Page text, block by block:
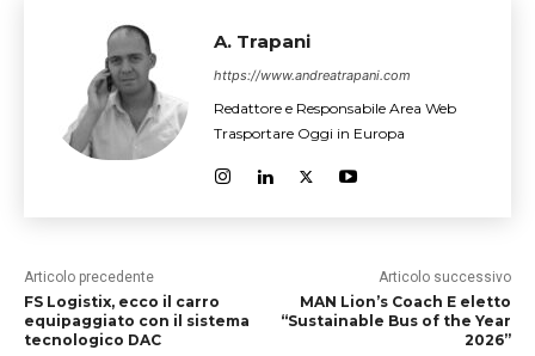
A. Trapani
https://www.andreatrapani.com
Redattore e Responsabile Area Web
Trasportare Oggi in Europa
Articolo precedente
FS Logistix, ecco il carro
equipaggiato con il sistema
tecnologico DAC
Articolo successivo
MAN Lion’s Coach E eletto
“Sustainable Bus of the Year
2026”